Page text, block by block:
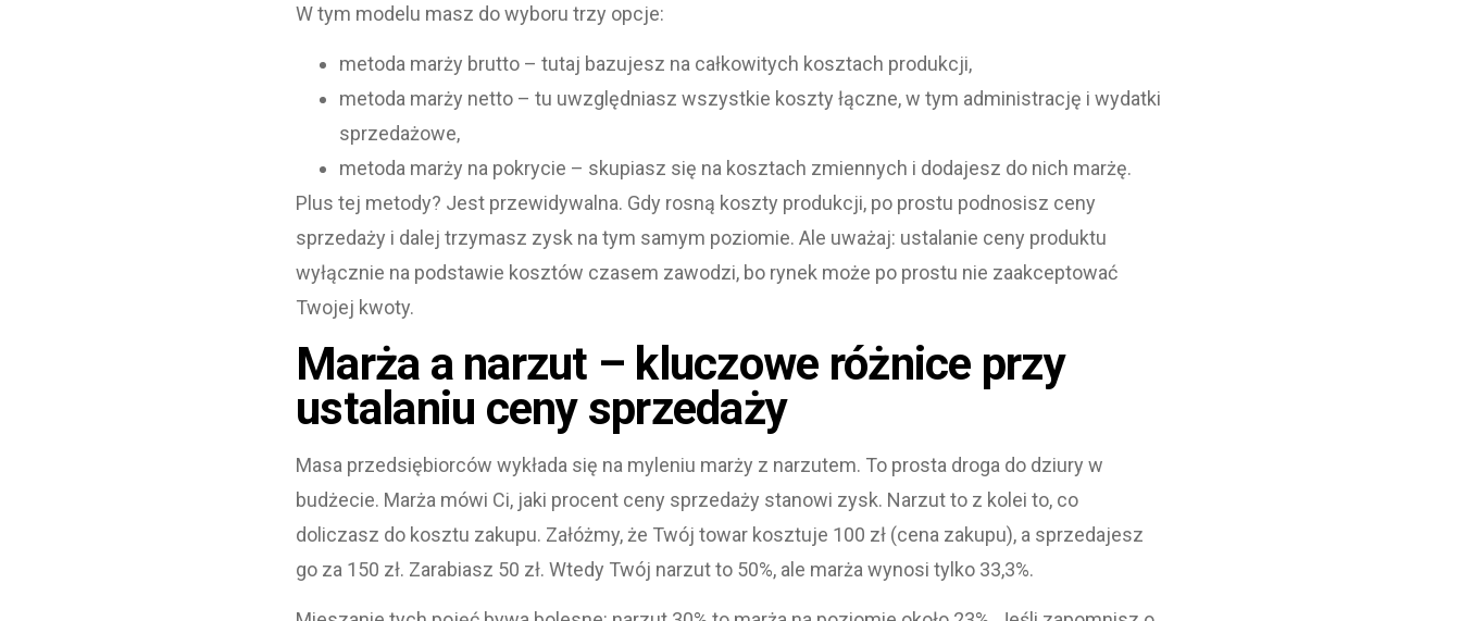
W tym modelu masz do wyboru trzy opcje:
metoda marży brutto – tutaj bazujesz na całkowitych kosztach produkcji,
metoda marży netto – tu uwzględniasz wszystkie koszty łączne, w tym administrację i wydatki
sprzedażowe,
metoda marży na pokrycie – skupiasz się na kosztach zmiennych i dodajesz do nich marżę.
Plus tej metody? Jest przewidywalna. Gdy rosną koszty produkcji, po prostu podnosisz ceny
sprzedaży i dalej trzymasz zysk na tym samym poziomie. Ale uważaj: ustalanie ceny produktu
wyłącznie na podstawie kosztów czasem zawodzi, bo rynek może po prostu nie zaakceptować
Twojej kwoty.
Marża a narzut – kluczowe różnice przy
ustalaniu ceny sprzedaży
Masa przedsiębiorców wykłada się na myleniu marży z narzutem. To prosta droga do dziury w
budżecie. Marża mówi Ci, jaki procent ceny sprzedaży stanowi zysk. Narzut to z kolei to, co
doliczasz do kosztu zakupu. Załóżmy, że Twój towar kosztuje 100 zł (cena zakupu), a sprzedajesz
go za 150 zł. Zarabiasz 50 zł. Wtedy Twój narzut to 50%, ale marża wynosi tylko 33,3%.